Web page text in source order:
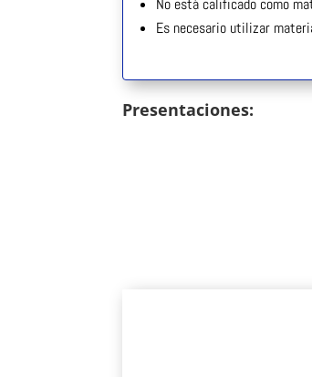
No está calificado como
Es necesario utilizar
Presentaciones: